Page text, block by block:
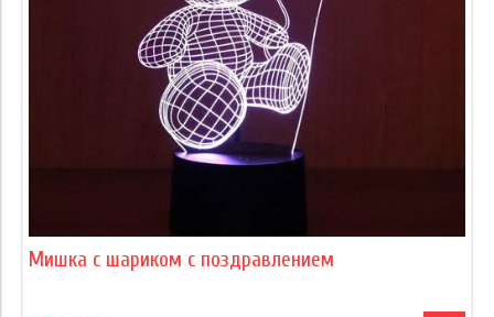
Мишка с шариком с поздравлением